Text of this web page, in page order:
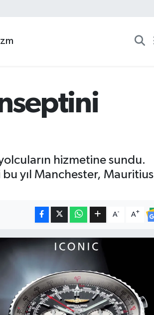
hizmetine sundu.
yıl Manchester, Mauritius
A- A+